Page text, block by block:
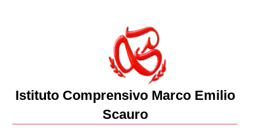
Istituto Comprensivo Marco Emilio
Scauro